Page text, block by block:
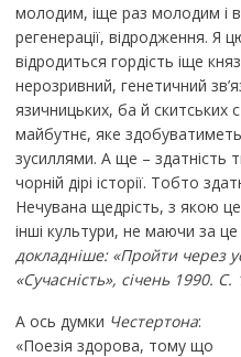
молодим, іще раз молодим і
регенерації, відродження. Я
відродиться гордість іще
нерозривний, генетичний
язичницьких, ба й скитських
майбутнє, яке
зусиллями. А ще – здатність
чорній дірі історії. Тобто
Нечувана щедрість, з якою
інші культури, не маючи за це
докладніше: «Пройти через
«Сучасність», січень 1990. С.
А ось думки Честертона:
«Поезія здорова, тому що